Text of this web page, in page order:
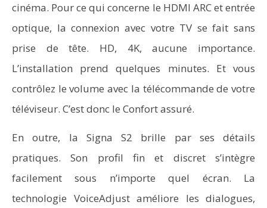
cinéma. Pour ce qui concerne le HDMI ARC et entrée
optique, la connexion avec votre TV se fait sans
prise de tête. HD, 4K, aucune importance.
L’installation prend quelques minutes. Et vous
contrôlez le volume avec la télécommande de votre
téléviseur. C’est donc le Confort assuré.
En outre, la Signa S2 brille par ses détails
pratiques. Son profil fin et discret s’intègre
facilement sous n’importe quel écran. La
technologie VoiceAdjust améliore les dialogues,